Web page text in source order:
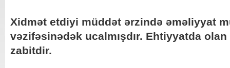
Xidmət etdiyi müddət ərzində əməliyyat
vəzifəsinədək ucalmışdır. Ehtiyyatda
zabitdir.